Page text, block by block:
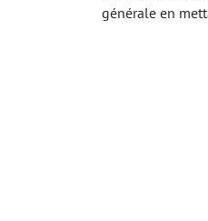
générale en